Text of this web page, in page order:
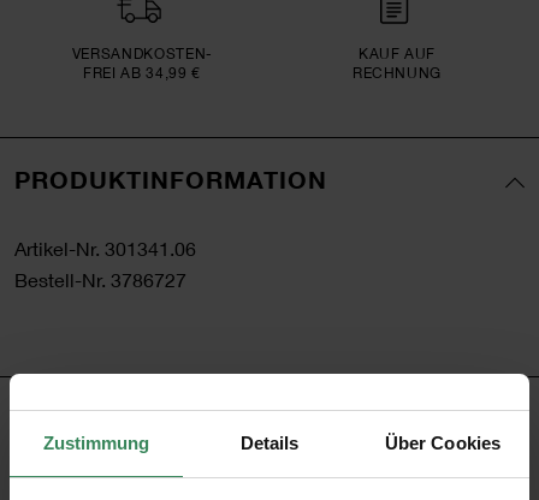
Zustimmung Details Über Cookies
VERSAND­KOSTEN­
FREI AB 34,99 €
KAUF AUF
RECHNUNG
PRODUKTINFORMATION
Artikel-Nr. 301341.06
Bestell-Nr. 3786727
PRODUKTBESCHREIBUNG
Die Paper Poetry Renew Geschenkbox A4 ist eine stabile